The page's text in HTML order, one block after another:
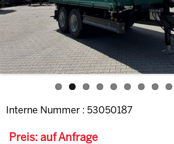
Previous
Interne Nummer : 53050187
Preis: auf Anfrage